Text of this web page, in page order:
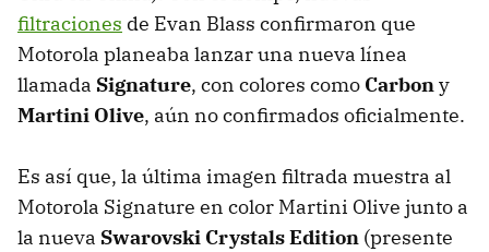
filtraciones de Evan Blass confirmaron que
Motorola planeaba lanzar una nueva línea
llamada Signature, con colores como Carbony
Martini Olive, aún no confirmados oficialmente.
Es así que, la última imagen filtrada muestra al
Motorola Signature en color Martini Olive junto a
la nueva Swarovski Crystals Edition (presente